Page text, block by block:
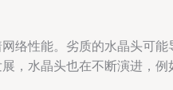
络性能。劣质的水晶头可
，水晶头也在不断演进，